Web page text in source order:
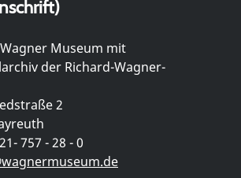
Museum mit
der Richard-Wagner-
2
757 - 28 - 0